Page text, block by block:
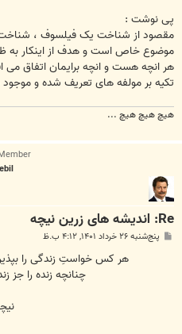
پی نوشت :
مقصود از شناخت یک فیلسوف ، شناخت
موضوع خاص است و هدف از اینکار به
هر انچه هست و انچه برایمان اتفاق
تکیه بر مولفه های تعریف شده و
هیچ هیچ هیچ ...
Re: اندیشه های زرین نیچه
س
پنج‌شنبه ۲۶ خرداد ۱۴۰۱, ۴:۱۲ ب.ظ
هر کس خواستِ زندگی را
چنانچه زنده را جز